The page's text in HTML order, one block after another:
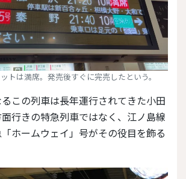
トは満席。発売後すぐに完売したという。
行きの特急列車ではなく、江ノ島線
ホームウェイ」号がその役目を飾る